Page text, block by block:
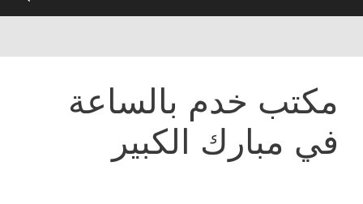
مكتب خدم بالساعة
في مبارك الكبير